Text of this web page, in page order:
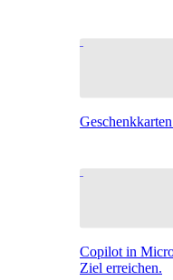
Copilot in
Ziel erreichen.